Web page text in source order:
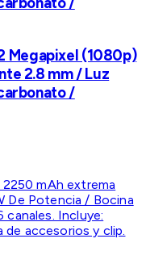
Megapixel (1080p)
2.8 mm / Luz
/